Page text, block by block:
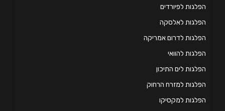
לפיורדים
לאלסקה
לדרום אמריקה
להוואי
לים התיכון
למזרח הרחוק
למקסיקו